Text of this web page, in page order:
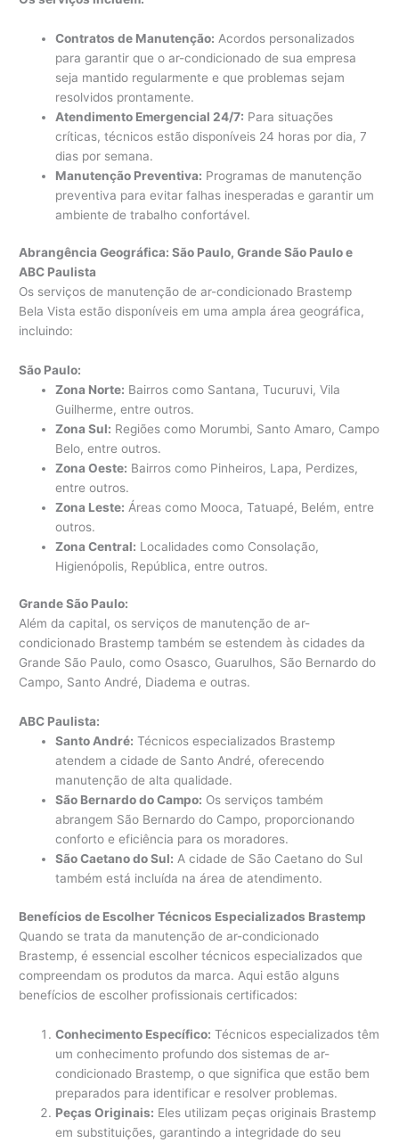
Contratos de Manutenção: Acordos personalizados
para garantir que o ar-condicionado de sua empresa
seja mantido regularmente e que problemas sejam
resolvidos prontamente.
Atendimento Emergencial 24/7: Para situações
críticas, técnicos estão disponíveis 24 horas por dia, 7
dias por semana.
Manutenção Preventiva: Programas de manutenção
preventiva para evitar falhas inesperadas e garantir um
ambiente de trabalho confortável.
Abrangência Geográfica: São Paulo, Grande São Paulo e
ABC Paulista
Os serviços de manutenção de ar-condicionado Brastemp
Bela Vista estão disponíveis em uma ampla área geográfica,
incluindo:
São Paulo:
Zona Norte: Bairros como Santana, Tucuruvi, Vila
Guilherme, entre outros.
Zona Sul: Regiões como Morumbi, Santo Amaro, Campo
Belo, entre outros.
Zona Oeste: Bairros como Pinheiros, Lapa, Perdizes,
entre outros.
Zona Leste: Áreas como Mooca, Tatuapé, Belém, entre
outros.
Zona Central: Localidades como Consolação,
Higienópolis, República, entre outros.
Grande São Paulo:
Além da capital, os serviços de manutenção de ar-
condicionado Brastemp também se estendem às cidades da
Grande São Paulo, como Osasco, Guarulhos, São Bernardo do
Campo, Santo André, Diadema e outras.
ABC Paulista:
Santo André: Técnicos especializados Brastemp
atendem a cidade de Santo André, oferecendo
manutenção de alta qualidade.
São Bernardo do Campo: Os serviços também
abrangem São Bernardo do Campo, proporcionando
conforto e eficiência para os moradores.
São Caetano do Sul: A cidade de São Caetano do Sul
também está incluída na área de atendimento.
Benefícios de Escolher Técnicos Especializados Brastemp
Quando se trata da manutenção de ar-condicionado
Brastemp, é essencial escolher técnicos especializados que
compreendam os produtos da marca. Aqui estão alguns
benefícios de escolher profissionais certificados:
Conhecimento Específico: Técnicos especializados têm
um conhecimento profundo dos sistemas de ar-
condicionado Brastemp, o que significa que estão bem
preparados para identificar e resolver problemas.
Peças Originais: Eles utilizam peças originais Brastemp
em substituições, garantindo a integridade do seu